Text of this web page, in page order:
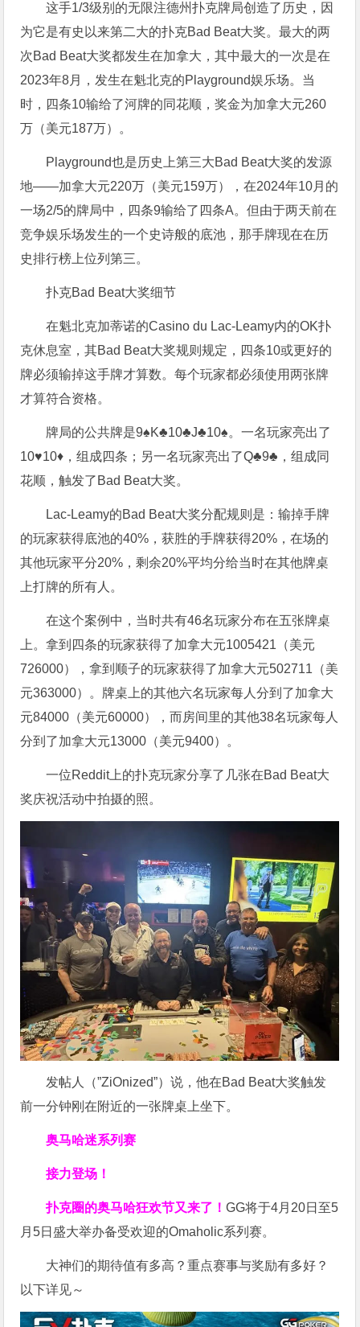
这手1/3级别的无限注德州扑克牌局创造了历史，因
为它是有史以来第二大的扑克Bad Beat大奖。最大的两
次Bad Beat大奖都发生在加拿大，其中最大的一次是在
2023年8月，发生在魁北克的Playground娱乐场。当
时，四条10输给了河牌的同花顺，奖金为加拿大元260
万（美元187万）。
Playground也是历史上第三大Bad Beat大奖的发源
地——加拿大元220万（美元159万），在2024年10月的
一场2/5的牌局中，四条9输给了四条A。但由于两天前在
竞争娱乐场发生的一个史诗般的底池，那手牌现在在历
史排行榜上位列第三。
扑克Bad Beat大奖细节
在魁北克加蒂诺的Casino du Lac-Leamy内的OK扑
克休息室，其Bad Beat大奖规则规定，四条10或更好的
牌必须输掉这手牌才算数。每个玩家都必须使用两张牌
才算符合资格。
牌局的公共牌是9♠K♣10♣J♣10♠。一名玩家亮出了
10♥10♦，组成四条；另一名玩家亮出了Q♣9♣，组成同
花顺，触发了Bad Beat大奖。
Lac-Leamy的Bad Beat大奖分配规则是：输掉手牌
的玩家获得底池的40%，获胜的手牌获得20%，在场的
其他玩家平分20%，剩余20%平均分给当时在其他牌桌
上打牌的所有人。
在这个案例中，当时共有46名玩家分布在五张牌桌
上。拿到四条的玩家获得了加拿大元1005421（美元
726000），拿到顺子的玩家获得了加拿大元502711（美
元363000）。牌桌上的其他六名玩家每人分到了加拿大
元84000（美元60000），而房间里的其他38名玩家每人
分到了加拿大元13000（美元9400）。
一位Reddit上的扑克玩家分享了几张在Bad Beat大
奖庆祝活动中拍摄的照。
发帖人（”ZiOnized”）说，他在Bad Beat大奖触发
前一分钟刚在附近的一张牌桌上坐下。
奥马哈迷系列赛
接力登场！
扑克圈的奥马哈狂欢节又来了！GG将于4月20日至5
月5日盛大举办备受欢迎的Omaholic系列赛。
大神们的期待值有多高？重点赛事与奖励有多好？
以下详见～